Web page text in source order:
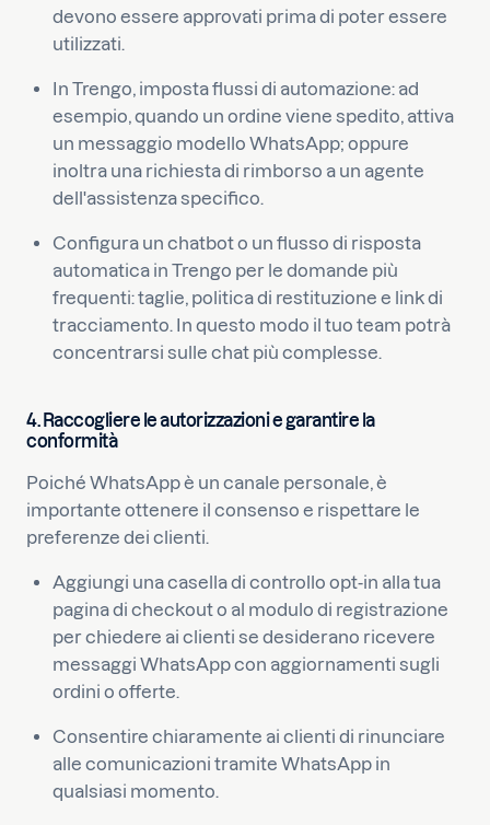
devono essere approvati prima di poter essere
utilizzati.
In Trengo, imposta flussi di automazione: ad
esempio, quando un ordine viene spedito, attiva
un messaggio modello WhatsApp; oppure
inoltra una richiesta di rimborso a un agente
dell'assistenza specifico.
Configura un chatbot o un flusso di risposta
automatica in Trengo per le domande più
frequenti: taglie, politica di restituzione e link di
tracciamento. In questo modo il tuo team potrà
concentrarsi sulle chat più complesse.
4. Raccogliere le autorizzazioni e garantire la
conformità
Poiché WhatsApp è un canale personale, è
importante ottenere il consenso e rispettare le
preferenze dei clienti.
Aggiungi una casella di controllo opt-in alla tua
pagina di checkout o al modulo di registrazione
per chiedere ai clienti se desiderano ricevere
messaggi WhatsApp con aggiornamenti sugli
ordini o offerte.
Consentire chiaramente ai clienti di rinunciare
alle comunicazioni tramite WhatsApp in
qualsiasi momento.